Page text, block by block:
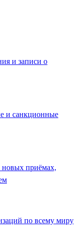
и записи о
и санкционные
новых приёмах,
по всему миру